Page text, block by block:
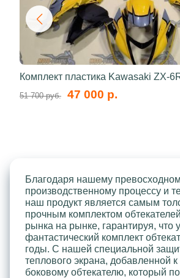
Комплект пластика Kawasaki ZX-
51 700 руб. 47 000 р.
Благодаря нашему
производственному процессу и
наш продукт является самым
прочным комплектом
рынка на рынке, гарантируя, что
фантастический комплект
годы. С нашей специальной
теплового экрана, добавленной
боковому обтекателю, который